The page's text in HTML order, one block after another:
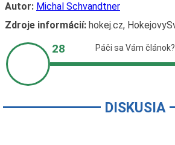
Autor: Michal Schvandtner
Zdroje informácií:hokej.cz,
DISKUSIA